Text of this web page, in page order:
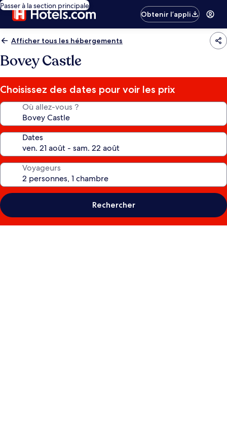
Passer à la section principale
Obtenir l’appli
Afficher tous les hébergements
Bovey Castle
Choisissez des dates pour voir les prix
Où allez-vous ?
Dates
Voyageurs
Rechercher